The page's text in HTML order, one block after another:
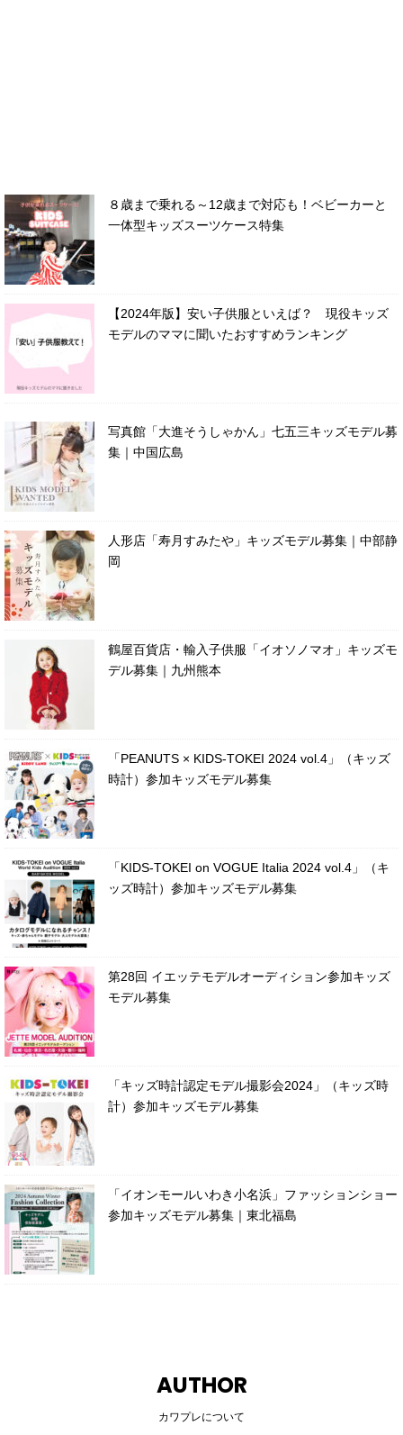
８歳まで乗れる～12歳まで対応も！ベビーカーと
一体型キッズスーツケース特集
【2024年版】安い子供服といえば？ 現役キッズ
モデルのママに聞いたおすすめランキング
写真館「大進そうしゃかん」七五三キッズモデル募
集｜中国広島
人形店「寿月すみたや」キッズモデル募集｜中部静
岡
鶴屋百貨店・輸入子供服「イオソノマオ」キッズモ
デル募集｜九州熊本
「PEANUTS × KIDS-TOKEI 2024 vol.4」（キッズ
時計）参加キッズモデル募集
「KIDS-TOKEI on VOGUE Italia 2024 vol.4」（キ
ッズ時計）参加キッズモデル募集
第28回 イエッテモデルオーディション参加キッズ
モデル募集
「キッズ時計認定モデル撮影会2024」（キッズ時
計）参加キッズモデル募集
「イオンモールいわき小名浜」ファッションショー
参加キッズモデル募集｜東北福島
AUTHOR
カワプレについて